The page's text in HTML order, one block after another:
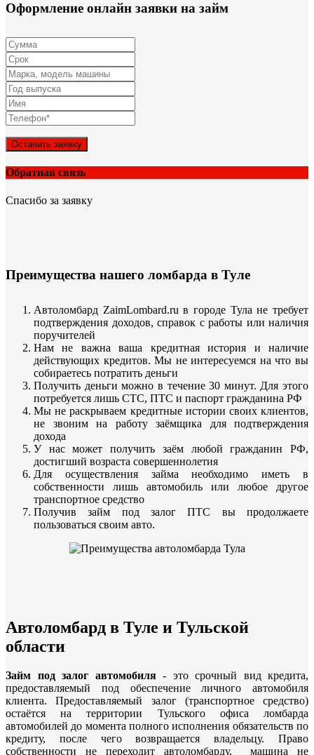
Оформление онлайн заявки на займ
Оставить заявку
Обратная связь
Спасибо за заявку
Преимущества нашего ломбарда в Туле
Автоломбард ZaimLombard.ru в городе Тула не требует
подтверждения доходов, справок с работы или наличия
поручителей
Нам не важна ваша кредитная история и наличие
действующих кредитов. Мы не интересуемся на что вы
собираетесь потратить деньги
Получить деньги можно в течение 30 минут. Для этого
потребуется лишь СТС, ПТС и паспорт гражданина РФ
Мы не раскрываем кредитные истории своих клиентов,
не звоним на работу заёмщика для подтверждения
дохода
У нас может получить заём любой гражданин РФ,
достигший возраста совершеннолетия
Для осуществления займа необходимо иметь в
собственности лишь автомобиль или любое другое
транспортное средство
Получив займ под залог ПТС вы продолжаете
пользоваться своим авто.
Автоломбард в Туле и Тульской
области
Займ под залог автомобиля- это срочный вид кредита,
предоставляемый под обеспечение личного автомобиля
клиента. Предоставляемый залог (транспортное средство)
остаётся на территории Тульского офиса ломбарда
автомобилей до момента полного исполнения обязательств по
кредиту, после чего возвращается владельцу. Право
собственности не переходит автоломбарду, машина не